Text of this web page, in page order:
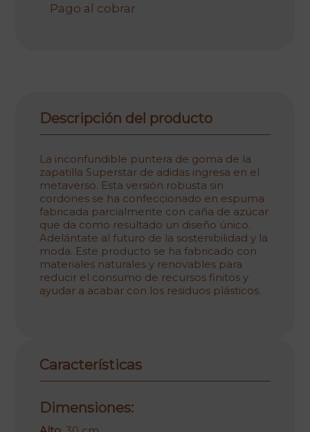
Pago al cobrar
Descripción del producto
La inconfundible puntera de goma de la
zapatilla Superstar de adidas ingresa en el
metaverso. Esta versión robusta sin
cordones se ha confeccionado en espuma
fabricada parcialmente con caña de azúcar
que da como resultado un diseño único.
Adelántate al futuro de la sostenibilidad y la
moda. Este producto se ha fabricado con
materiales naturales y renovables para
reducir el consumo de recursos finitos y
ayudar a acabar con los residuos plásticos.
Características
Dimensiones: